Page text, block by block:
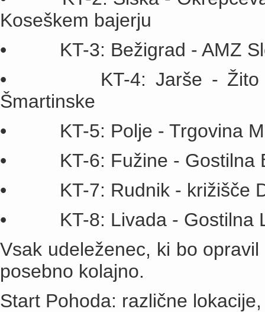
Koseškem bajerju
• KT-3: Bežigrad - AMZ
• KT-4: Jarše - Žito
Šmartinske
• KT-5: Polje - Trgovina
• KT-6: Fužine - Gostilna
• KT-7: Rudnik - križišče
• KT-8: Livada - Gostilna
Vsak udeleženec, ki bo
posebno kolajno.
Start Pohoda: različne